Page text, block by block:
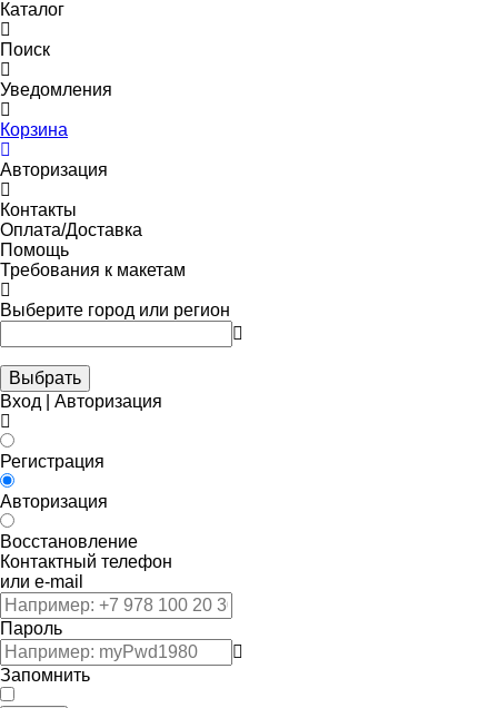
Каталог
Поиск
Уведомления
Корзина
Авторизация
Контакты
Оплата/Доставка
Помощь
Требования к макетам
Выберите город или регион
Выбрать
Вход | Авторизация
Регистрация
Авторизация
Восстановление
Контактный телефон
или e-mail
Пароль
Запомнить